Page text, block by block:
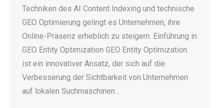
Techniken des AI Content Indexing und technische
GEO Optimierung gelingt es Unternehmen, ihre
Online-Präsenz erheblich zu steigern. Einführung in
GEO Entity Optimization GEO Entity Optimization
ist ein innovativer Ansatz, der sich auf die
Verbesserung der Sichtbarkeit von Unternehmen
auf lokalen Suchmaschinen…